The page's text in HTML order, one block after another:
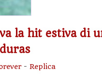
la hit estiva di
- Replica